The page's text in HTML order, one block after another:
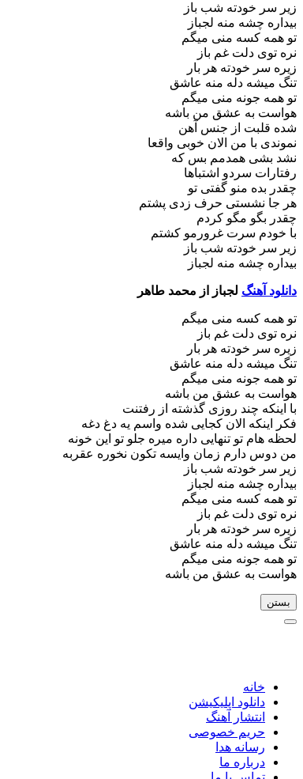
زیر سر خودته شب باز
بیداره چشه منه لجباز
تو همه کسه منی میگم
نره توی دلت غم باز
زیره سر خودته هر بار
تنگ میشه دله منه عاشق
تو همه جونه منی میگم
هواست به عشق من باشه
شده قلبت از جنس آهن
نموندی با من الان خوبی واقعا
نشد بشی همدمم بس که
رفتارات سردو اشتباها
چقدر بده منو گفتی تو
هر جا نشستی حرف زدی پشتم
چقدر بگو مگو کردم
با خودم سرت غرورمو کشتم
زیر سر خودته شب باز
بیداره چشه منه لجباز
دانلود آهنگ لجباز از محمد طاهر
تو همه کسه منی میگم
نره توی دلت غم باز
زیره سر خودته هر بار
تنگ میشه دله منه عاشق
تو همه جونه منی میگم
هواست به عشق من باشه
با اینکه چند روزی گذشته از رفتنت
فکر اینکه الان کجایی شده واسم یه دغ دغه
لحظه هام تو تنهایی داره میره جلو تو این خونه
من دوس دارم زمان وایسه تکون نخوره عقربه
زیر سر خودته شب باز
بیداره چشه منه لجباز
تو همه کسه منی میگم
نره توی دلت غم باز
زیره سر خودته هر بار
تنگ میشه دله منه عاشق
تو همه جونه منی میگم
هواست به عشق من باشه
بستن
خانه
دانلود اپلیکیشن
انتشار آهنگ
حریم خصوصی
رسانه هدا
درباره ما